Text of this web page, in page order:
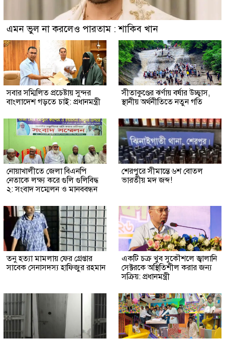
এমন ভুল না করলেও পারতাম : শাকিব খান
সবার সম্মিলিত প্রচেষ্টায় সুন্দর
বাংলাদেশ গড়তে চাই: প্রধানমন্ত্রী
সীতাকুণ্ডের ঝর্ণায় বর্ষার উচ্ছ্বাস,
স্থানীয় অর্থনীতিতে নতুন গতি
নোয়াখালীতে জেলা বিএনপি
নেতাকে লক্ষ্য করে গুলি গুলিবিদ্ধ
২: সংবাদ সম্মেলন ও মানববন্ধন
শেরপুরে সীমান্তে ৬শ বোতল
ভারতীয় মদ জব্দ!
তনু হত্যা মামলায় ফের গ্রেপ্তার
সাবেক সেনাসদস্য হাফিজুর রহমান
একটি চক্র খুব সুকৌশলে জ্বালানি
সেক্টরকে অস্থিতিশীল করার জন্য
সক্রিয়: প্রধানমন্ত্রী